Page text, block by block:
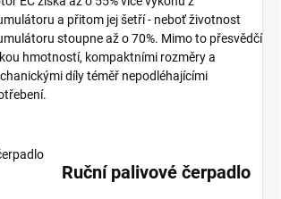
a přitom jej šetří - neboť životnost
stoupne až o 70%. Mimo to přesvědčí
hmotností, kompaktními rozměry a
díly téměř nepodléhajícími
Ruční palivové čerpadlo